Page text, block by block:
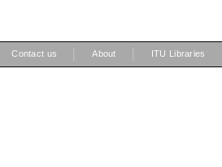
Contact us About ITU Libraries